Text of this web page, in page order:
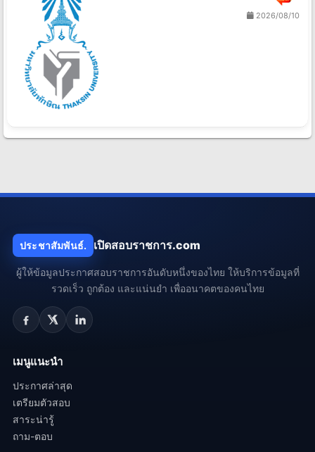
2026/08/10
ประชาสัมพันธ์. เปิดสอบราชการ.com
ผู้ให้ข้อมูลประกาศสอบราชการอันดับหนึ่งของไทย ให้บริการข้อมูลที่
รวดเร็ว ถูกต้อง และแน่นยำ เพื่ออนาคตของคนไทย
เมนูแนะนำ
ประกาศล่าสุด
เตรียมตัวสอบ
สาระน่ารู้
ถาม-ตอบ